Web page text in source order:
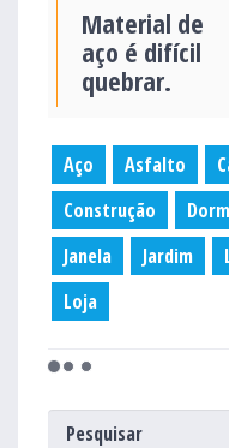
Material de
aço é difícil
quebrar.
Aço Asfalto
Construção
Janela
Jardim
Loja